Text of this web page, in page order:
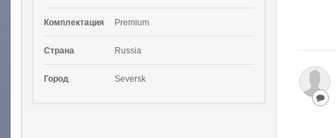
Комплектация Premium
Страна Russia
Город Seversk